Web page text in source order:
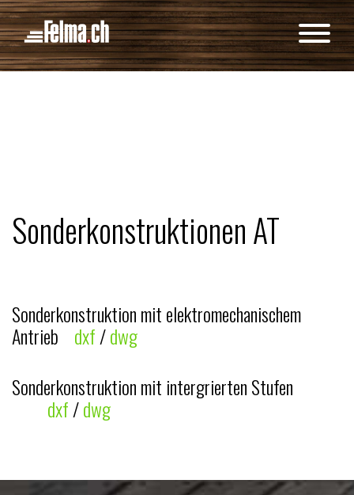
Sonderkonstruktionen AT
Sonderkonstruktion mit elektromechanischem
Antrieb dxf/dwg
Sonderkonstruktion mit intergrierten Stufen
dxf/dwg
Cookie-Einstellungen